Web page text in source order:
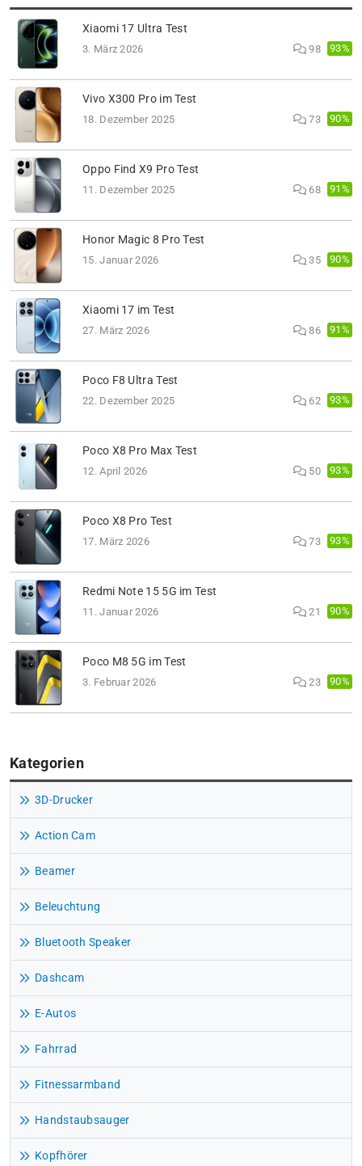
Xiaomi 17 Ultra Test
3. März 2026 98 93%
Vivo X300 Pro im Test
18. Dezember 2025 73 90%
Oppo Find X9 Pro Test
11. Dezember 2025 68 91%
Honor Magic 8 Pro Test
15. Januar 2026 35 90%
Xiaomi 17 im Test
27. März 2026 86 91%
Poco F8 Ultra Test
22. Dezember 2025 62 93%
Poco X8 Pro Max Test
12. April 2026 50 93%
Poco X8 Pro Test
17. März 2026 73 93%
Redmi Note 15 5G im Test
11. Januar 2026 21 90%
Poco M8 5G im Test
3. Februar 2026 23 90%
Kategorien
3D-Drucker
Action Cam
Beamer
Beleuchtung
Bluetooth Speaker
Dashcam
E-Autos
Fahrrad
Fitnessarmband
Handstaubsauger
Kopfhörer